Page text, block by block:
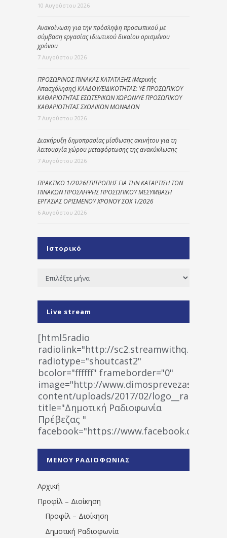
10 Αυγούστου 2026
Ανακοίνωση για την πρόσληψη προσωπικού με
σύμβαση εργασίας ιδιωτικού δικαίου ορισμένου
χρόνου
7 Αυγούστου 2026
ΠΡΟΣΩΡΙΝΟΣ ΠΙΝΑΚΑΣ ΚΑΤΑΤΑΞΗΣ (Μερικής
Απασχόλησης) ΚΛΑΔΟΥ/ΕΙΔΙΚΟΤΗΤΑΣ: ΥΕ ΠΡΟΣΩΠΙΚΟΥ
ΚΑΘΑΡΙΟΤΗΤΑΣ ΕΣΩΤΕΡΙΚΩΝ ΧΩΡΩΝ/ΥΕ ΠΡΟΣΩΠΙΚΟΥ
ΚΑΘΑΡΙΟΤΗΤΑΣ ΣΧΟΛΙΚΩΝ ΜΟΝΑΔΩΝ
7 Αυγούστου 2026
Διακήρυξη δημοπρασίας μίσθωσης ακινήτου για τη
λειτουργία χώρου μεταφόρτωσης της ανακύκλωσης
7 Αυγούστου 2026
ΠΡΑΚΤΙΚΟ 1/2026ΕΠΙΤΡΟΠΗΣ ΓΙΑ ΤΗΝ ΚΑΤΑΡΤΙΣΗ ΤΩΝ
ΠΙΝΑΚΩΝ ΠΡΟΣΛΗΨΗΣ ΠΡΟΣΩΠΙΚΟΥ ΜΕΣΥΜΒΑΣΗ
ΕΡΓΑΣΙΑΣ ΟΡΙΣΜΕΝΟΥ ΧΡΟΝΟΥ ΣΟΧ 1/2026
6 Αυγούστου 2026
Ιστορικό
Ιστορικό
Live stream
[html5radio
radiolink="http://
radiotype="shoutcast2"
bcolor="ffffff" frameborder="0"
image="http://www.dimosprevezas.gr/wp-
content/uploads/2017/02/
title="Δημοτική Ραδιοφωνία
Πρέβεζας "
facebook="https://www.facebook.com/
1531194763766854/" artist="" ]
ΜΕΝΟΥ ΡΑΔΙΟΦΩΝΙΑΣ
Αρχική
Προφίλ – Διοίκηση
Προφίλ – Διοίκηση
Δημοτική Ραδιοφωνία